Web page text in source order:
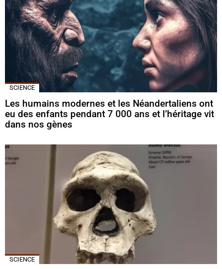
SCIENCE
Les humains modernes et les Néandertaliens ont
eu des enfants pendant 7 000 ans et l’héritage vit
dans nos gènes
SCIENCE